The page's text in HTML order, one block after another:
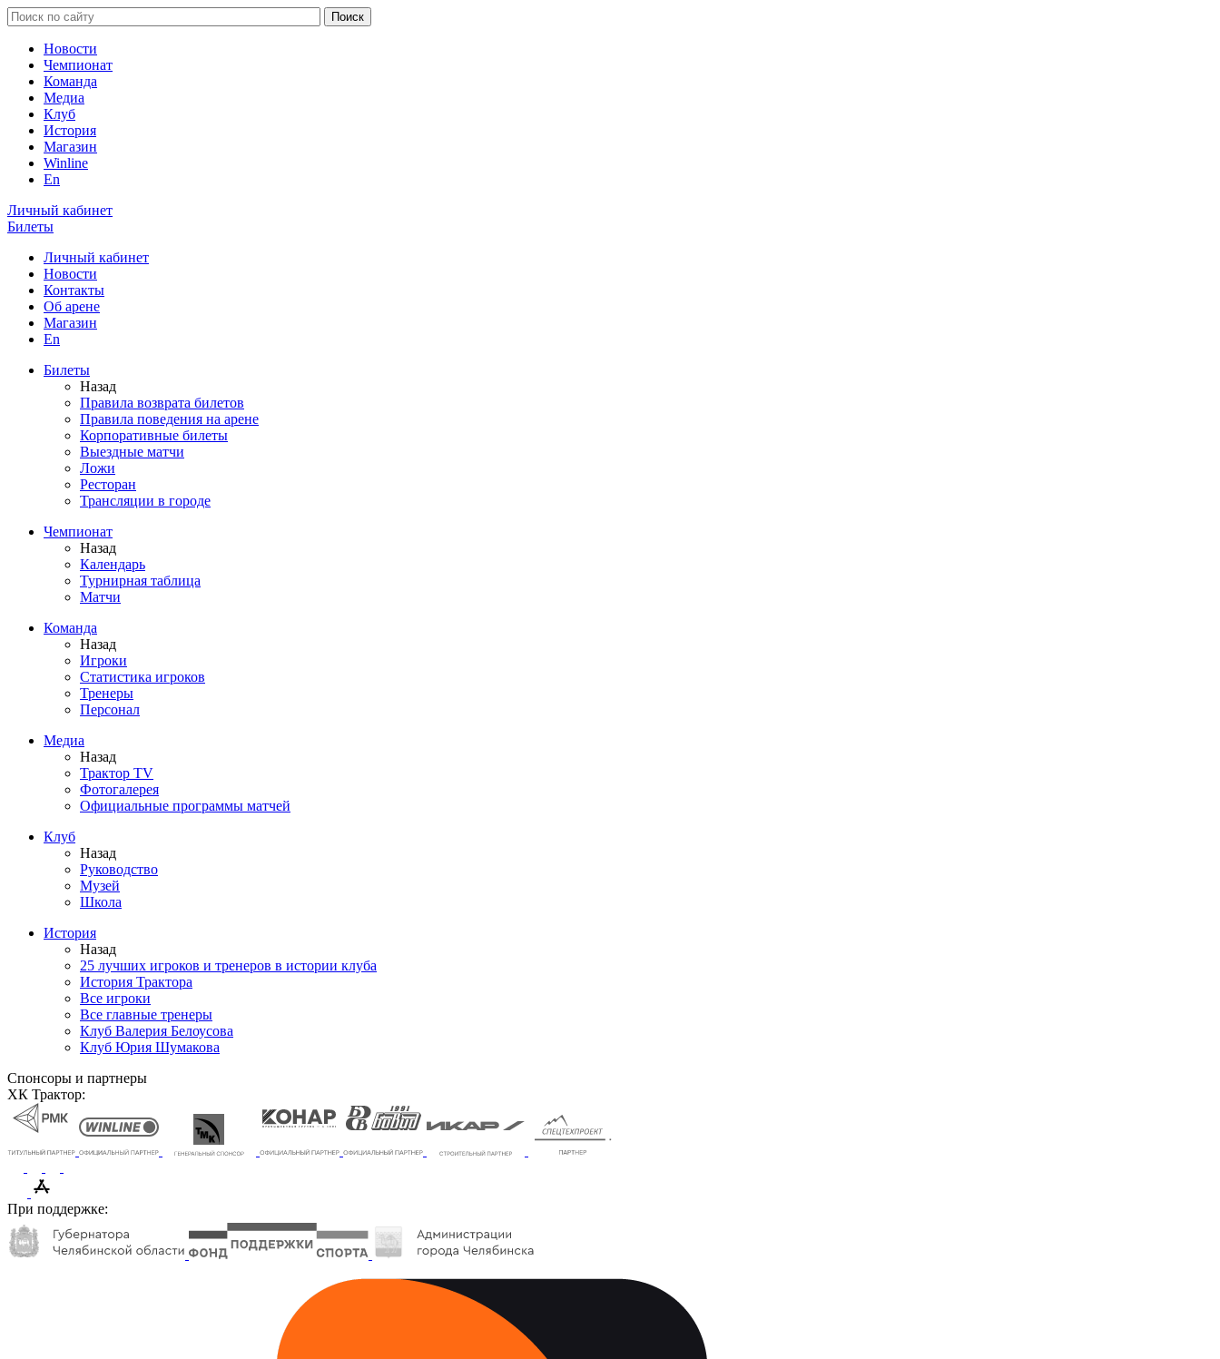
Новости
Чемпионат
Команда
Медиа
Клуб
История
Магазин
Winline
En
Личный кабинет
Билеты
Личный кабинет
Новости
Контакты
Об арене
Магазин
En
Билеты
Назад
Правила возврата билетов
Правила поведения на арене
Корпоративные билеты
Выездные матчи
Ложи
Ресторан
Трансляции в городе
Чемпионат
Назад
Календарь
Турнирная таблица
Матчи
Команда
Назад
Игроки
Статистика игроков
Тренеры
Персонал
Медиа
Назад
Трактор TV
Фотогалерея
Официальные программы матчей
Клуб
Назад
Руководство
Музей
Школа
История
Назад
25 лучших игроков и тренеров в истории клуба
История Трактора
Все игроки
Все главные тренеры
Клуб Валерия Белоусова
Клуб Юрия Шумакова
Спонсоры и партнеры
ХК Трактор:
При поддержке: